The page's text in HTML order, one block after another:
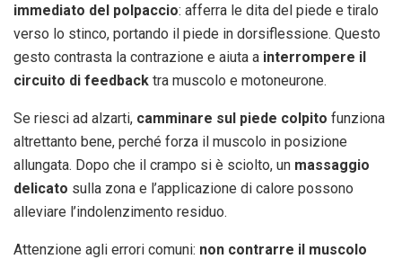
immediato del polpaccio: afferra le dita del piede e tiralo
verso lo stinco, portando il piede in dorsiflessione. Questo
gesto contrasta la contrazione e aiuta a interrompere il
circuito di feedback tra muscolo e motoneurone.
Se riesci ad alzarti, camminare sul piede colpito funziona
altrettanto bene, perché forza il muscolo in posizione
allungata. Dopo che il crampo si è sciolto, un massaggio
delicato sulla zona e l’applicazione di calore possono
alleviare l’indolenzimento residuo.
Attenzione agli errori comuni: non contrarre il muscolo